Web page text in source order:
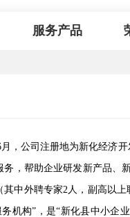
服务产品
，公司注册地为新化经济
，帮助企业研发新产品、
中外聘专家2人，副高以
机构”，是“新化县中小企